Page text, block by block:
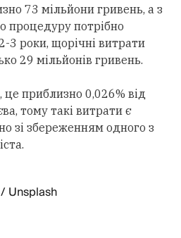
73 мільйони гривень, а з
процедуру потрібно
3 роки, щорічні витрати
29 мільйонів гривень.
це приблизно 0,026% від
тому такі витрати є
зі збереженням одного з
Unsplash